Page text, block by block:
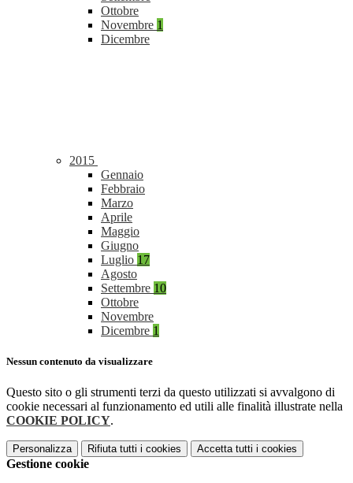
Ottobre
Novembre 1
Dicembre
2015
Gennaio
Febbraio
Marzo
Aprile
Maggio
Giugno
Luglio 17
Agosto
Settembre 10
Ottobre
Novembre
Dicembre 1
Nessun contenuto da visualizzare
Questo sito o gli strumenti terzi da questo utilizzati si avvalgono di
cookie necessari al funzionamento ed utili alle finalità illustrate nella
COOKIE POLICY.
Personalizza Rifiuta tutti i cookies Accetta tutti i cookies
Gestione cookie